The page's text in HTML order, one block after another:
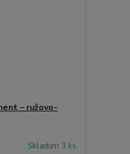
– ružovo-
Skladom 3 ks